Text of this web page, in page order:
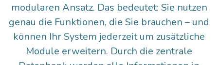
modularen Ansatz. Das bedeutet: Sie nutzen
genau die Funktionen, die Sie brauchen – und
können Ihr System jederzeit um zusätzliche
Module erweitern. Durch die zentrale